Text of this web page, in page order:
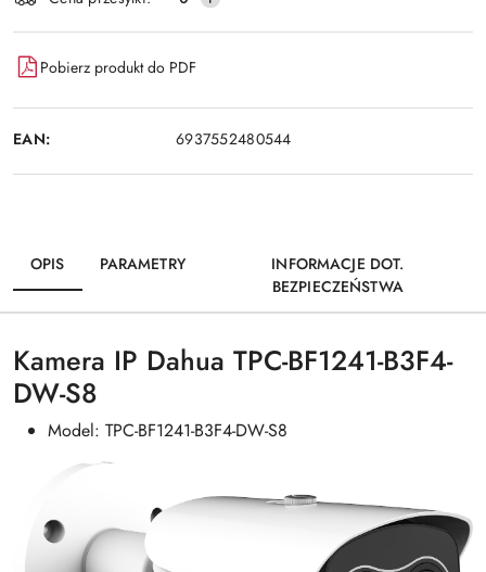
Pobierz produkt do PDF
EAN: 6937552480544
OPIS PARAMETRY
INFORMACJE DOT.
BEZPIECZEŃSTWA
Kamera IP Dahua TPC-BF1241-B3F4-
DW-S8
Model: TPC-BF1241-B3F4-DW-S8